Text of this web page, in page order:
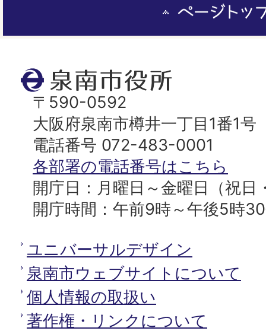
泉
南
市
役
所
〒590-0592
大阪府泉南市樽井一丁目1番1号
電話番号 072-483-0001
各部署の電話番号はこちら
開庁日：月曜日～金曜日（祝日
開庁時間：午前9時～午後5時
ユニバーサルデザイン
泉南市ウェブサイトについて
個人情報の取扱い
著作権・リンクについて